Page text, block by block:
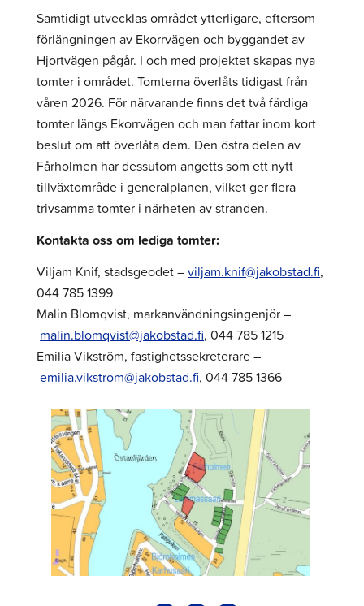
Samtidigt utvecklas området ytterligare, eftersom
förlängningen av Ekorrvägen och byggandet av
Hjortvägen pågår. I och med projektet skapas nya
tomter i området. Tomterna överlåts tidigast från
våren 2026. För närvarande finns det två färdiga
tomter längs Ekorrvägen och man fattar inom kort
beslut om att överlåta dem. Den östra delen av
Fårholmen har dessutom angetts som ett nytt
tillväxtområde i generalplanen, vilket ger flera
trivsamma tomter i närheten av stranden.
Kontakta oss om lediga tomter:
Viljam Knif, stadsgeodet –viljam.knif@jakobstad.fi,
044 785 1399
Malin Blomqvist, markanvändningsingenjör –
malin.blomqvist@jakobstad.fi, 044 785 1215
Emilia Vikström, fastighetssekreterare –
emilia.vikstrom@jakobstad.fi, 044 785 1366